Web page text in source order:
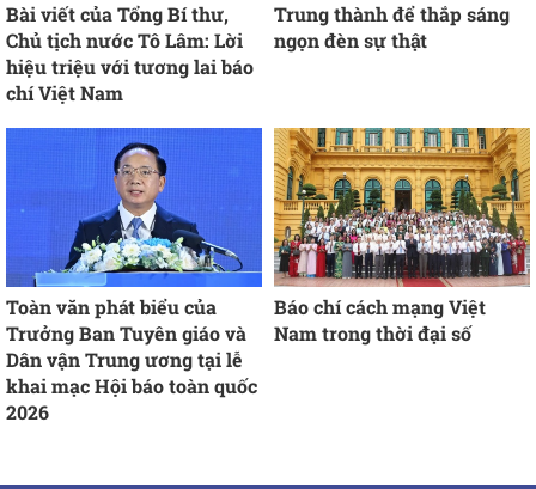
Bài viết của Tổng Bí thư,
Chủ tịch nước Tô Lâm: Lời
hiệu triệu với tương lai báo
chí Việt Nam
Trung thành để thắp sáng
ngọn đèn sự thật
Toàn văn phát biểu của
Trưởng Ban Tuyên giáo và
Dân vận Trung ương tại lễ
khai mạc Hội báo toàn quốc
2026
Báo chí cách mạng Việt
Nam trong thời đại số